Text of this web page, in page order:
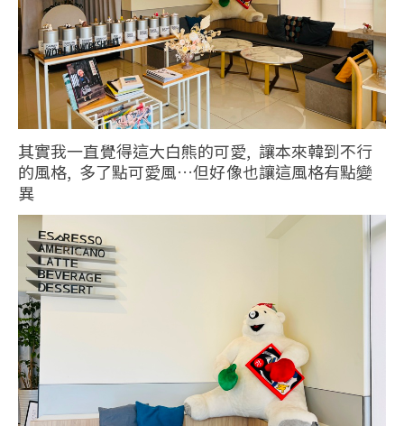
其實我一直覺得這大白熊的可愛, 讓本來韓到不行
的風格, 多了點可愛風…但好像也讓這風格有點變
異